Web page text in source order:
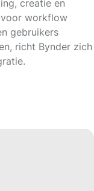
creatie en
workflow
gebruikers
richt Bynder zich